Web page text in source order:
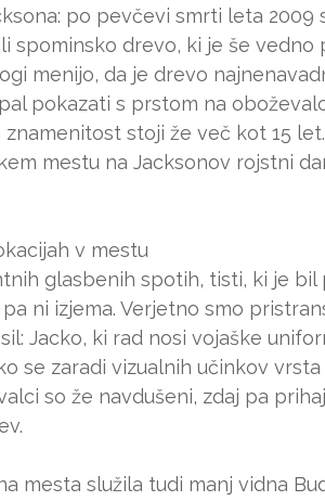
po pevčevi smrti leta 2009
spominsko drevo, ki je še vedno
menijo, da je drevo
pokazati s prstom na
stoji že več kot 15
mestu na Jacksonov rojstni
v mestu
glasbenih spotih, tisti, ki je bil
ni izjema. Verjetno smo
Jacko, ki rad nosi vojaške
se zaradi vizualnih učinkov
so že navdušeni, zdaj pa
mesta služila tudi manj vidna